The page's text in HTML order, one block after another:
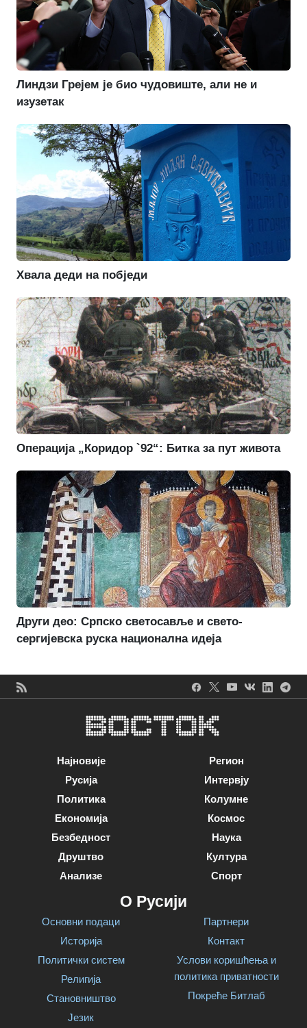
Линдзи Грејем је био чудовиште, али не и
изузетак
Хвала деди на побједи
Операција „Коридор `92“: Битка за пут живота
Други део: Српско светосавље и свето-
сергијевска руска национална идеја
Најновије
Русија
Политика
Економија
Безбедност
Друштво
Анализе
Регион
Интервју
Колумне
Космос
Наука
Култура
Спорт
О Русији
Основни подаци
Историја
Политички систем
Религија
Становништво
Језик
Партнери
Контакт
Услови коришћења и
политика приватности
Покреће Битлаб